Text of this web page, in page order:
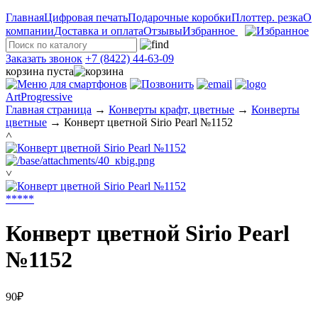
ГлавнаяЦифровая печатьПодарочные коробкиПлоттер. резкаО
компанииДоставка и оплатаОтзывыИзбранное
Заказать звонок +7 (8422) 44-63-09
корзина пуста
ArtProgressive
Главная страница → Конверты крафт, цветные → Конверты
цветные → Конверт цветной Sirio Pearl №1152
˄
˅
*****
Конверт цветной Sirio Pearl
№1152
90₽